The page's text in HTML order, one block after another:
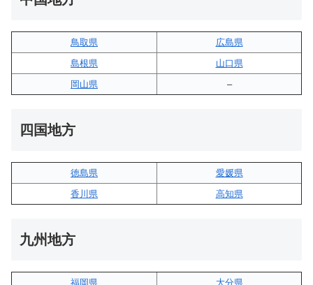
鳥取県
広島県
島根県
山口県
岡山県
–
四国地方
徳島県
愛媛県
香川県
高知県
九州地方
福岡県
大分県